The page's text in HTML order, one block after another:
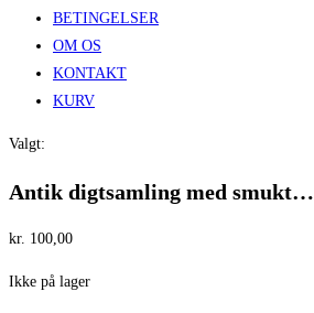
BETINGELSER
OM OS
KONTAKT
KURV
Valgt:
Antik digtsamling med smukt…
kr. 100,00
Ikke på lager